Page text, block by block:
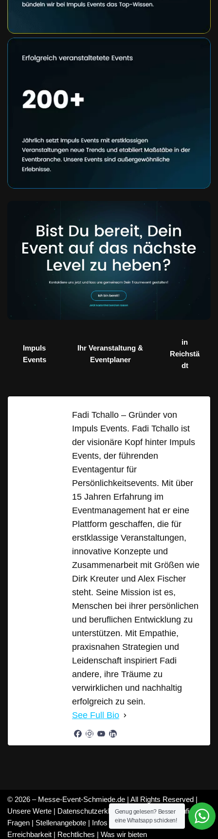
Impuls
Events
Ihr Veranstaltung &
Eventplaner
in
Reichstä
dt
Fadi Tchallo – Gründer von
Impuls Events. Fadi Tchallo ist
der visionäre Kopf hinter Impuls
Events, der führenden
Eventagentur für
Persönlichkeitsevents. Mit über
15 Jahren Erfahrung im
Eventmanagement hat er eine
Plattform geschaffen, die für
erstklassige Veranstaltungen,
innovative Konzepte und
Zusammenarbeit mit Größen wie
Dirk Kreuter und Alex Fischer
steht. Seine Mission ist es,
Menschen bei ihrer persönlichen
und beruflichen Entwicklung zu
unterstützen. Mit Empathie,
praxisnahen Strategien und
Leidenschaft inspiriert Fadi
andere, ihre Träume zu
verwirklichen und nachhaltig
erfolgreich zu sein.
See Full Bio
© 2026 – Messe-Event-Schmiede.de | All Rights Reserved |
Unsere Werte | Datenschutzerklärung|Mitarbeiter|Häufige
Fragen | Stellenangebote | Infos Feedback|Über uns
Erreichbarkeit | Rechtliches | Was wir bieten
Genug gelesen? Besser
eine Whatsapp schicken!